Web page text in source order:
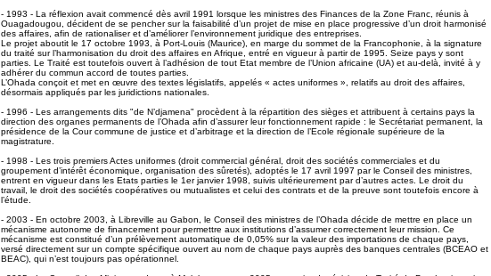
- 1993 - La réflexion avait commencé dès avril 1991 lorsque les ministres des Finances de la Zone Franc, réunis à
Ouagadougou, décident de se pencher sur la faisabilité d’un projet de mise en place progressive d’un droit harmonisé
des affaires, afin de rationaliser et d’améliorer l’environnement juridique des entreprises.
Le projet aboutit le 17 octobre 1993, à Port-Louis (Maurice), en marge du sommet de la Francophonie, à la signature
du traité sur l’harmonisation du droit des affaires en Afrique, entré en vigueur à partir de 1995. Seize pays y sont
parties. Le Traité est toutefois ouvert à l’adhésion de tout Etat membre de l’Union africaine (UA) et au-delà, invité à y
adhérer du commun accord de toutes parties.
L’Ohada conçoit et met en œuvre des textes législatifs, appelés « actes uniformes », relatifs au droit des affaires,
désormais appliqués par les juridictions nationales.
- 1996 - Les arrangements dits "de N’djamena" procèdent à la répartition des sièges et attribuent à certains pays la
direction des organes permanents de l’Ohada afin d’assurer leur fonctionnement rapide : le Secrétariat permanent, la
présidence de la Cour commune de justice et d’arbitrage et la direction de l’Ecole régionale supérieure de la
magistrature.
- 1998 - Les trois premiers Actes uniformes (droit commercial général, droit des sociétés commerciales et du
groupement d’intérêt économique, organisation des sûretés), adoptés le 17 avril 1997 par le Conseil des ministres,
entrent en vigueur dans les Etats parties le 1er janvier 1998, suivis ultérieurement par d’autres actes. Le droit du
travail, le droit des sociétés coopératives ou mutualistes et celui des contrats et de la preuve sont toutefois encore à
l’étude.
- 2003 - En octobre 2003, à Libreville au Gabon, le Conseil des ministres de l’Ohada décide de mettre en place un
mécanisme autonome de financement pour permettre aux institutions d’assumer correctement leur mission. Ce
mécanisme est constitué d’un prélèvement automatique de 0,05% sur la valeur des importations de chaque pays,
versé directement sur un compte spécifique ouvert au nom de chaque pays auprès des banques centrales (BCEAO et
BEAC), qui n’est toujours pas opérationnel.